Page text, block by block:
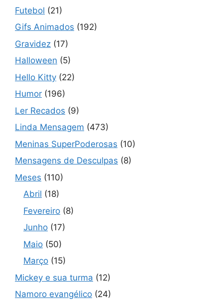
Futebol (21)
Gifs Animados (192)
Gravidez (17)
Halloween (5)
Hello Kitty (22)
Humor (196)
Ler Recados (9)
Linda Mensagem (473)
Meninas SuperPoderosas (10)
Mensagens de Desculpas (8)
Meses (110)
Abril (18)
Fevereiro (8)
Junho (17)
Maio (50)
Março (15)
Mickey e sua turma (12)
Namoro evangélico (24)